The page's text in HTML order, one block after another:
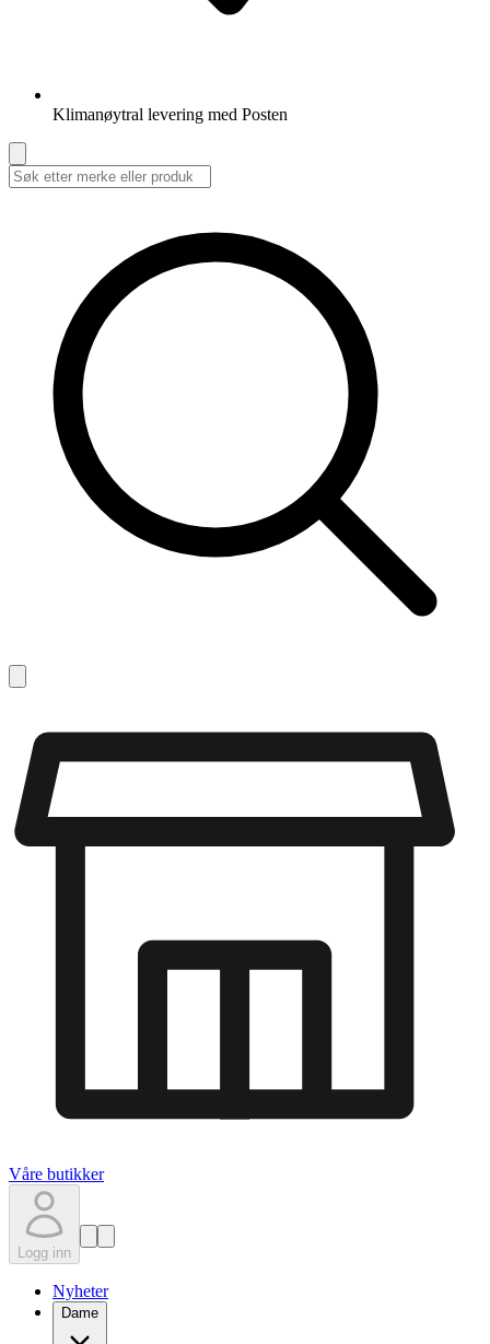
Klimanøytral levering med Posten
Våre butikker
Logg inn
Nyheter
Dame